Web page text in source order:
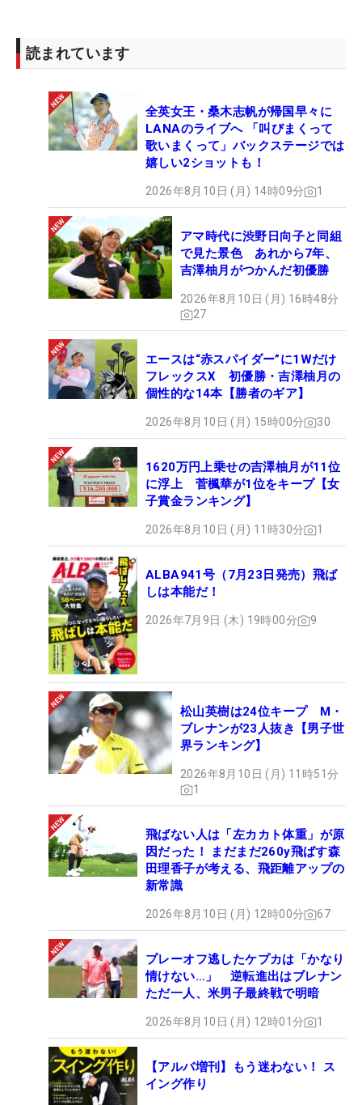
読まれています
全英女王・桑木志帆が帰国早々に
LANAのライブへ 「叫びまくって
歌いまくって」バックステージでは
嬉しい2ショットも！
2026年8月10日 (月) 14時09分 1
アマ時代に渋野日向子と同組
で見た景色 あれから7年、
吉澤柚月がつかんだ初優勝
2026年8月10日 (月) 16時48分
27
エースは“赤スパイダー”に1Wだけ
フレックスX 初優勝・吉澤柚月の
個性的な14本【勝者のギア】
2026年8月10日 (月) 15時00分 30
1620万円上乗せの吉澤柚月が11位
に浮上 菅楓華が1位をキープ【女
子賞金ランキング】
2026年8月10日 (月) 11時30分 1
ALBA941号（7月23日発売）飛ば
しは本能だ！
2026年7月9日 (木) 19時00分 9
松山英樹は24位キープ M・
ブレナンが23人抜き【男子世
界ランキング】
2026年8月10日 (月) 11時51分
1
飛ばない人は「左カカト体重」が原
因だった！ まだまだ260y飛ばす森
田理香子が考える、飛距離アップの
新常識
2026年8月10日 (月) 12時00分 67
プレーオフ逃したケプカは「かなり
情けない…」 逆転進出はブレナン
ただ一人、米男子最終戦で明暗
2026年8月10日 (月) 12時01分 1
【アルバ増刊】もう迷わない！ ス
イング作り